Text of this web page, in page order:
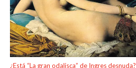
¿Está “La gran odalisca” de Ingres desnuda?